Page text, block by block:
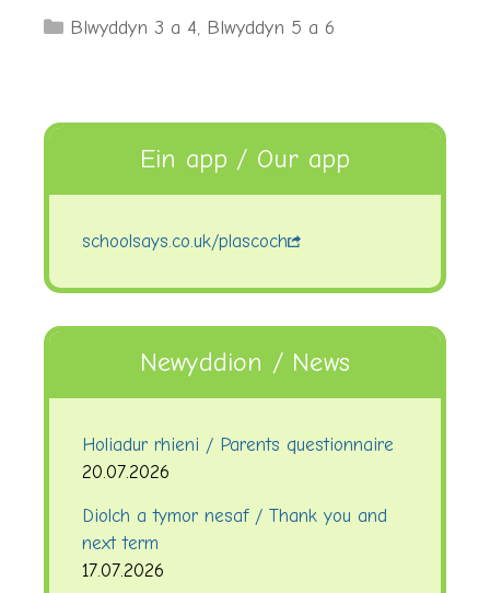
Categories
Blwyddyn 3 a 4, Blwyddyn 5 a 6
Ein app / Our app
schoolsays.co.uk/plascoch
Newyddion / News
Holiadur rhieni / Parents questionnaire
20.07.2026
Diolch a tymor nesaf / Thank you and
next term
17.07.2026